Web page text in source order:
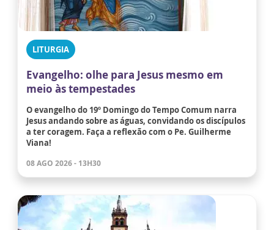
LITURGIA
Evangelho: olhe para Jesus mesmo em
meio às tempestades
O evangelho do 19º Domingo do Tempo Comum narra
Jesus andando sobre as águas, convidando os discípulos
a ter coragem. Faça a reflexão com o Pe. Guilherme
Viana!
08 AGO 2026 - 13H30